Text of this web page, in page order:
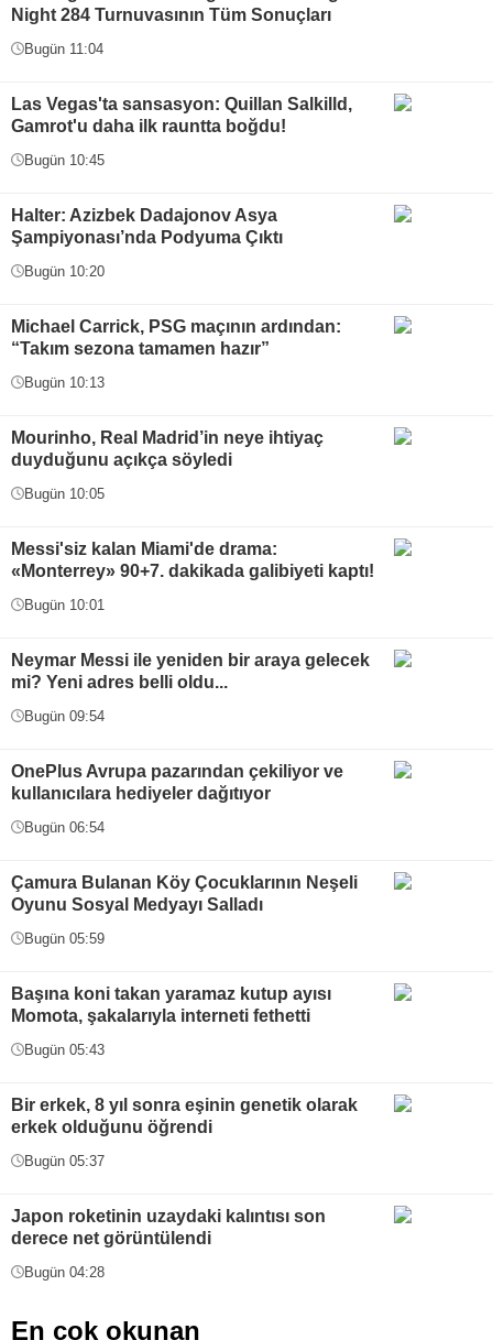
Night 284 Turnuvasının Tüm Sonuçları
Bugün 11:04
Las Vegas'ta sansasyon: Quillan Salkilld,
Gamrot'u daha ilk rauntta boğdu!
Bugün 10:45
Halter: Azizbek Dadajonov Asya
Şampiyonası’nda Podyuma Çıktı
Bugün 10:20
Michael Carrick, PSG maçının ardından:
“Takım sezona tamamen hazır”
Bugün 10:13
Mourinho, Real Madrid’in neye ihtiyaç
duyduğunu açıkça söyledi
Bugün 10:05
Messi'siz kalan Miami'de drama:
«Monterrey» 90+7. dakikada galibiyeti kaptı!
Bugün 10:01
Neymar Messi ile yeniden bir araya gelecek
mi? Yeni adres belli oldu...
Bugün 09:54
OnePlus Avrupa pazarından çekiliyor ve
kullanıcılara hediyeler dağıtıyor
Bugün 06:54
Çamura Bulanan Köy Çocuklarının Neşeli
Oyunu Sosyal Medyayı Salladı
Bugün 05:59
Başına koni takan yaramaz kutup ayısı
Momota, şakalarıyla interneti fethetti
Bugün 05:43
Bir erkek, 8 yıl sonra eşinin genetik olarak
erkek olduğunu öğrendi
Bugün 05:37
Japon roketinin uzaydaki kalıntısı son
derece net görüntülendi
Bugün 04:28
En çok okunan